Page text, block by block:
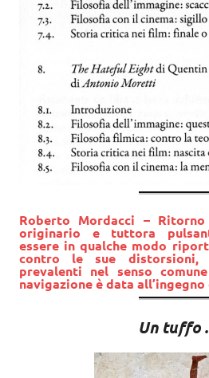
Roberto Mordacci –
originario e tuttora
essere in qualche modo
contro le sue distorsioni,
prevalenti nel senso
navigazione è data
Un tuffo